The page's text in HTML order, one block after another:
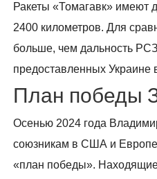
Ракеты «Томагавк» имеют
2400 километров. Для
больше, чем дальность
предоставленных Украине
План победы
Осенью 2024 года
союзникам в США и
«план победы».